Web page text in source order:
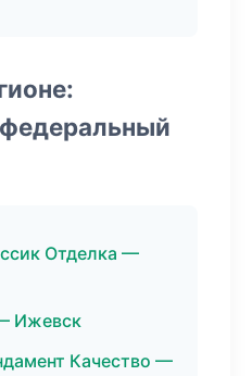
Отделка —
Ижевск
Качество —